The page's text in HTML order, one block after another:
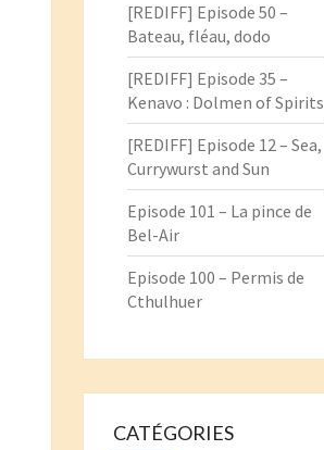
[REDIFF] Episode 50 –
Bateau, fléau, dodo
[REDIFF] Episode 35 –
Kenavo : Dolmen of Spirits
[REDIFF] Episode 12 – Sea,
Currywurst and Sun
Episode 101 – La pince de
Bel-Air
Episode 100 – Permis de
Cthulhuer
CATÉGORIES